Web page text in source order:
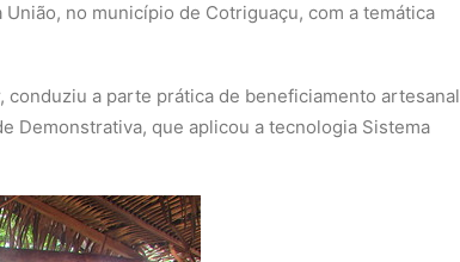
no município de Cotriguaçu, com a temática
a parte prática de beneficiamento artesanal
Demonstrativa, que aplicou a tecnologia Sistema